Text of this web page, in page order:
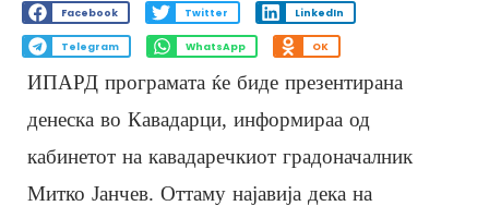
Facebook Twitter LinkedIn
Telegram WhatsApp OK
ИПАРД програмата ќе биде презентирана
денеска во Кавадарци, информираа од
кабинетот на кавадаречкиот градоначалник
Митко Јанчев. Оттаму најавија дека на